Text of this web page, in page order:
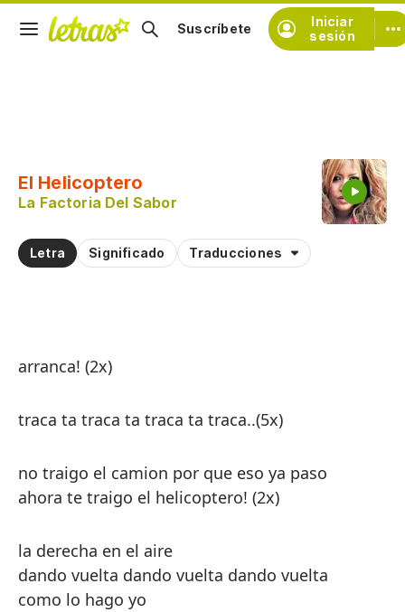
Iniciar
sesión
Suscríbete
El Helicoptero
La Factoria Del Sabor
Letra Significado Traducciones
arranca! (2x)
traca ta traca ta traca ta traca..(5x)
no traigo el camion por que eso ya paso
ahora te traigo el helicoptero! (2x)
la derecha en el aire
dando vuelta dando vuelta dando vuelta
como lo hago yo
Practicar la pronunciación de